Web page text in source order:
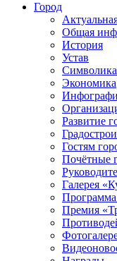
Город
Общая
История
Устав
Символика
Экономика
Развитие
Гостям
Почётные
Галерея
Премия